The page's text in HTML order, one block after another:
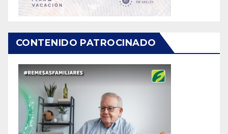
CONTENIDO PATROCINADO